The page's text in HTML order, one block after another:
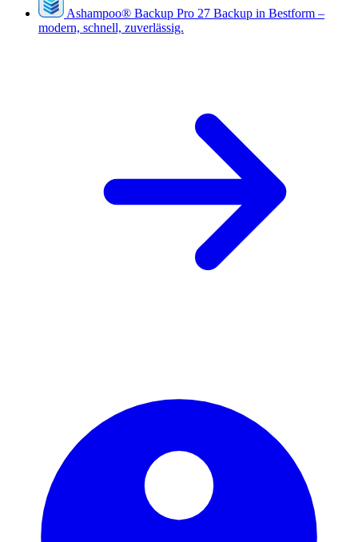
Ashampoo® Backup Pro 27 Backup in Bestform –
modern, schnell, zuverlässig.